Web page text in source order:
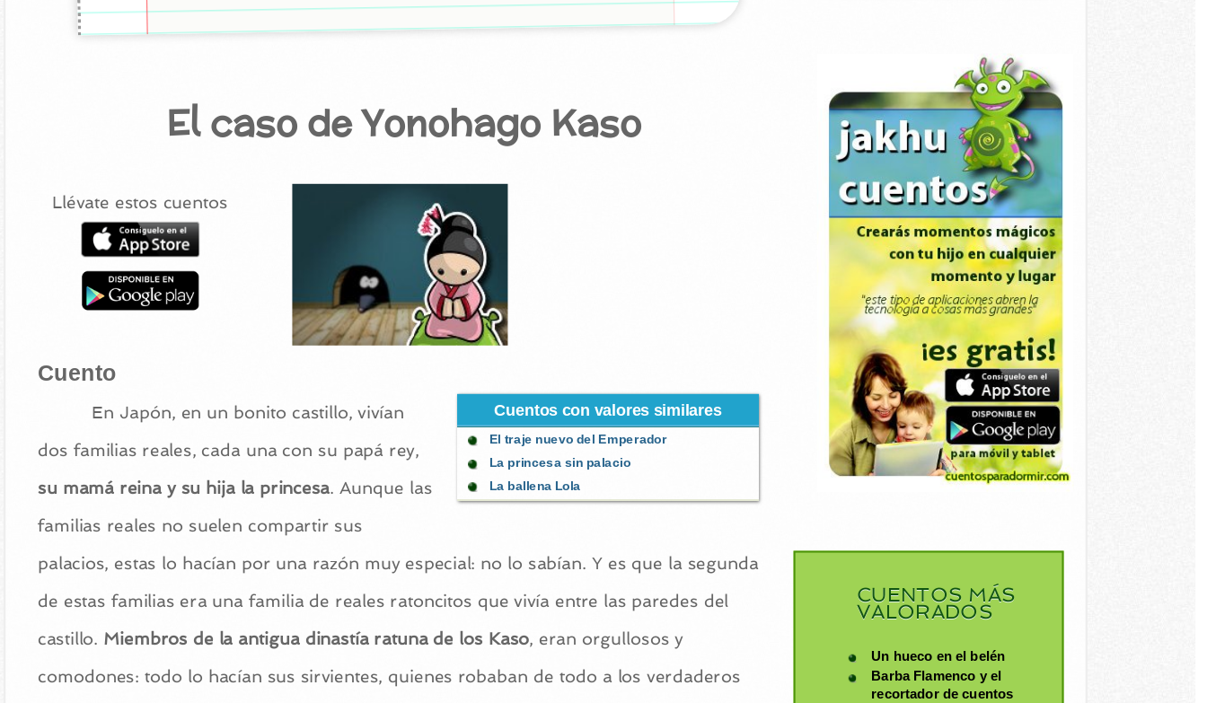
El caso de Yonohago Kaso
Llévate estos cuentos
Cuento
Cuentos con valores similares
El traje nuevo del Emperador
La princesa sin palacio
La ballena Lola
En Japón, en un bonito castillo, vivían
dos familias reales, cada una con su papá rey,
su mamá reina y su hija la princesa. Aunque las
familias reales no suelen compartir sus
palacios, estas lo hacían por una razón muy especial: no lo sabían. Y es que la segunda
de estas familias era una familia de reales ratoncitos que vivía entre las paredes del
castillo. Miembros de la antigua dinastía ratuna de los Kaso, eran orgullosos y
comodones: todo lo hacían sus sirvientes, quienes robaban de todo a los verdaderos
CUENTOS MÁS
VALORADOS
Un hueco en el belén
Barba Flamenco y el
recortador de cuentos